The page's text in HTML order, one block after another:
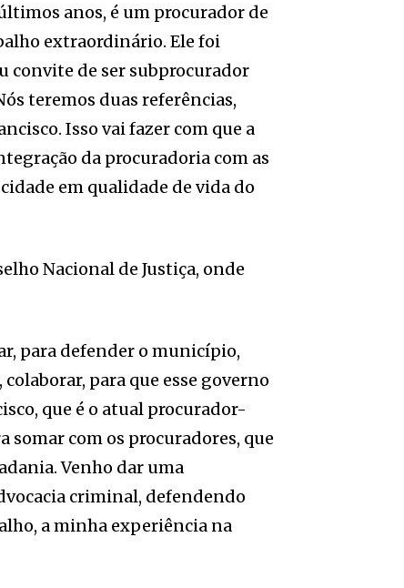
anos, é um procurador de
extraordinário. Ele foi
convite de ser subprocurador
teremos duas referências,
Isso vai fazer com que a
da procuradoria com as
em qualidade de vida do
Nacional de Justiça, onde
para defender o município,
para que esse governo
que é o atual procurador-
somar com os procuradores, que
Venho dar uma
criminal, defendendo
a minha experiência na